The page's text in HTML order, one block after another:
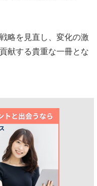
略を見直し、変化の激
献する貴重な一冊とな